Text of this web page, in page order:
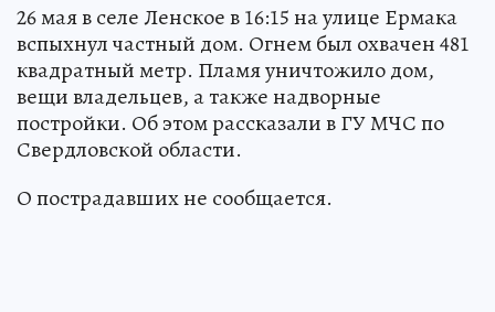
26 мая в селе Ленское в 16:15 на улице Ермака
вспыхнул частный дом. Огнем был охвачен 481
квадратный метр. Пламя уничтожило дом,
вещи владельцев, а также надворные
постройки. Об этом рассказали в ГУ МЧС по
Свердловской области.
О пострадавших не сообщается.